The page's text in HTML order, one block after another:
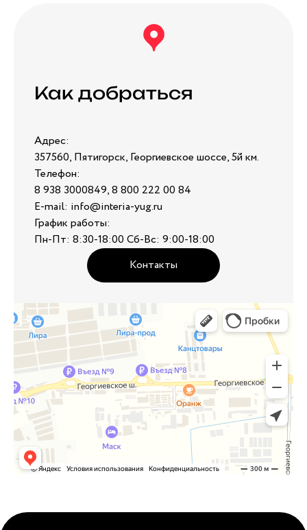
Как добраться
Адрес:
357560, Пятигорск, Георгиевское шоссе, 5й км.
Телефон:
8 938 3000849, 8 800 222 00 84
E-mail: info@interia-yug.ru
График работы:
Пн-Пт: 8:30-18:00 Сб-Вс: 9:00-18:00
Контакты